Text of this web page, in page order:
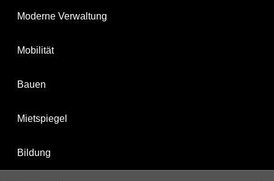
Moderne Verwaltung
Mobilität
Bauen
Mietspiegel
Bildung